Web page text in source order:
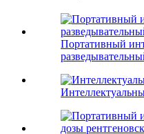
Портативный